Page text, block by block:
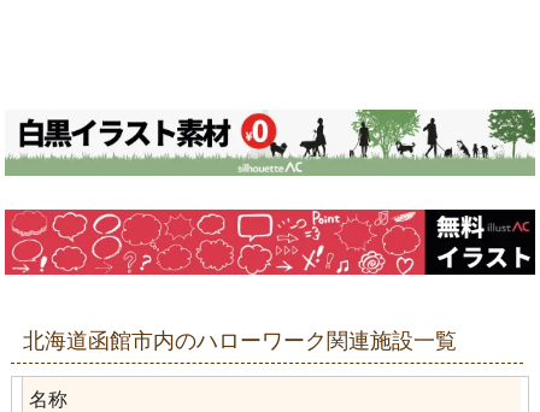
北海道函館市内のハローワーク関連施設一覧
名称